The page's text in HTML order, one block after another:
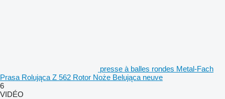
presse à balles rondes Metal-Fach
Prasa Rolująca Z 562 Rotor Noże Belująca neuve
6
VIDÉO